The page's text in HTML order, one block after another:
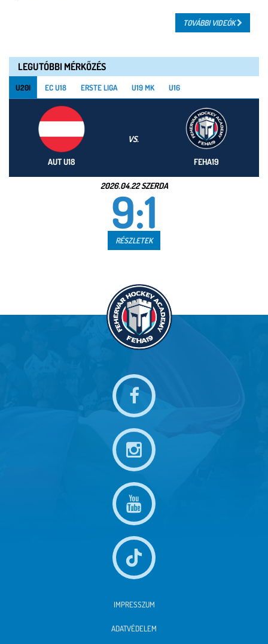
TOVÁBBI VIDEÓK
LEGUTÓBBI MÉRKŐZÉS
U20I EC U18 ERSTE LIGA U19 MK U16
AUT U18
VS.
FEHA19
2026.04.22 SZERDA
9:1
RÉSZLETEK
IMPRESSZUM
ADATVÉDELEM